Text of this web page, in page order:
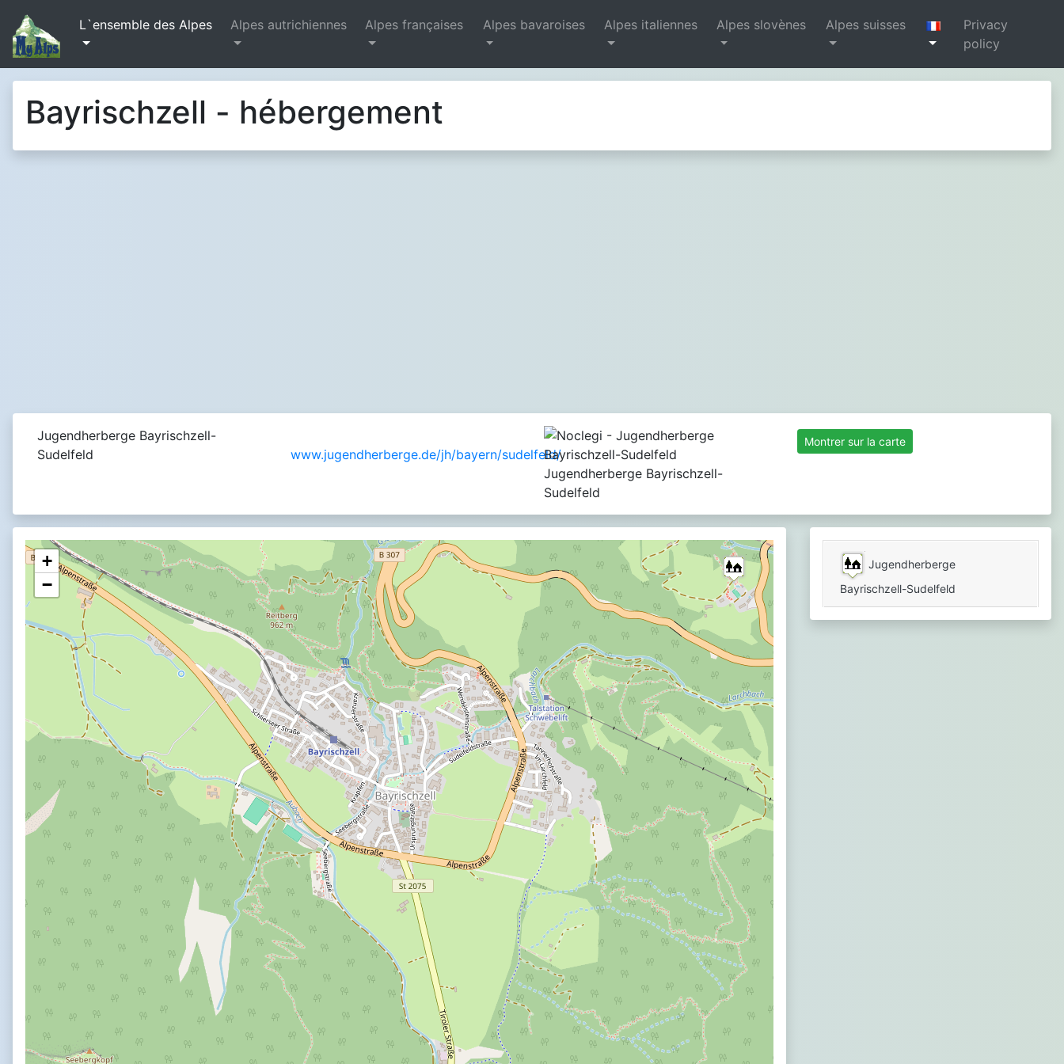
L`ensemble des Alpes Alpes autrichiennes Alpes françaises Alpes bavaroises Alpes italiennes Alpes slovènes Alpes suisses
Privacy
policy
Bayrischzell - hébergement
Jugendherberge Bayrischzell-
Sudelfeld
www.jugendherberge.de/jh/bayern/sudelfeld/
Jugendherberge Bayrischzell-
Sudelfeld
Montrer sur la carte
+
−
Jugendherberge
Bayrischzell-Sudelfeld